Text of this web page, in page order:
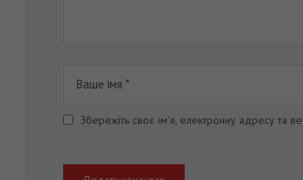
Збережіть своє ім'я, електронну адресу та